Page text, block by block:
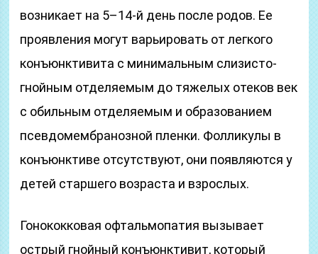
возникает на 5–14-й день после родов. Ее
проявления могут варьировать от легкого
конъюнктивита с минимальным слизисто-
гнойным отделяемым до тяжелых отеков век
с обильным отделяемым и образованием
псевдомембранозной пленки. Фолликулы в
конъюнктиве отсутствуют, они появляются у
детей старшего возраста и взрослых.
Гонококковая офтальмопатия вызывает
острый гнойный конъюнктивит, который